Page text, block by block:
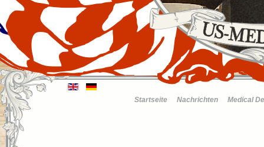
Startseite Nachrichten Medical